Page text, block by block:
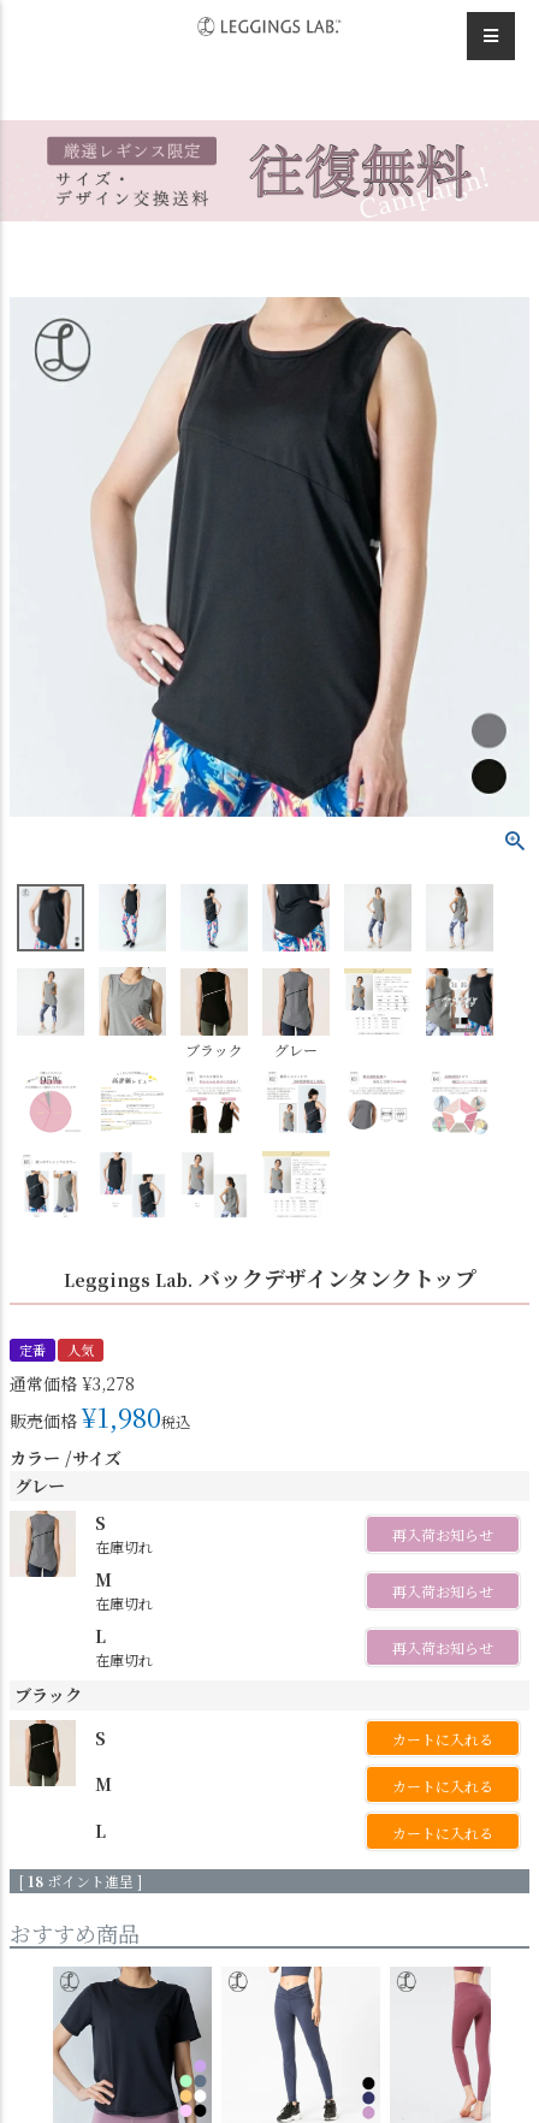
ブラック グレー
Leggings Lab. バックデザインタンクトップ
定番 人気
通常価格 ¥3,278
販売価格 ¥1,980税込
カラー サイズ
グレー
S
在庫切れ
再入荷お知らせ
M
在庫切れ
再入荷お知らせ
L
在庫切れ
再入荷お知らせ
ブラック
S
カートに入れる
M カートに入れる
L カートに入れる
[18 ポイント進呈 ]
おすすめ商品